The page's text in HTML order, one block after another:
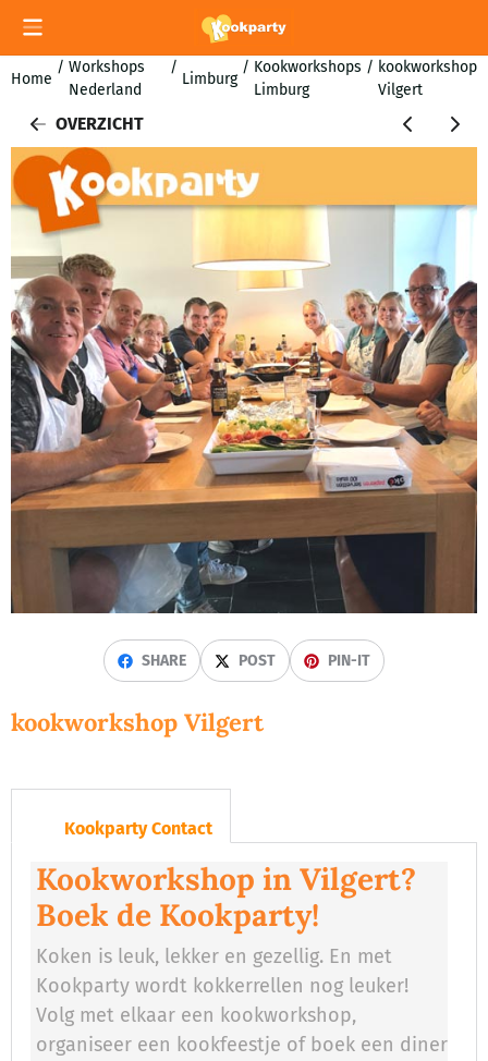
Cookievoorkeuren zijn momenteel gesloten.
Home
/ Workshops
Nederland
/
Limburg
/ Kookworkshops
Limburg
/ kookworkshop
Vilgert
OVERZICHT
SHARE POST PIN-IT
kookworkshop Vilgert
Kookparty Contact
Kookworkshop in Vilgert?
Boek de Kookparty!
Koken is leuk, lekker en gezellig. En met
Kookparty wordt kokkerrellen nog leuker!
Volg met elkaar een kookworkshop,
organiseer een kookfeestje of boek een diner